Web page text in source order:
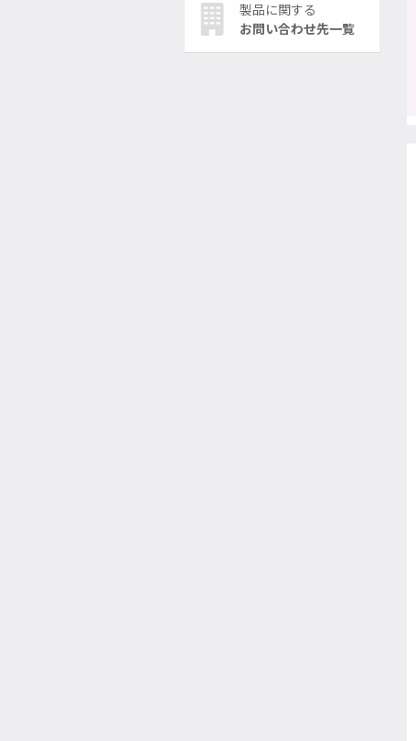
製品に関する
お問い合わせ先一覧